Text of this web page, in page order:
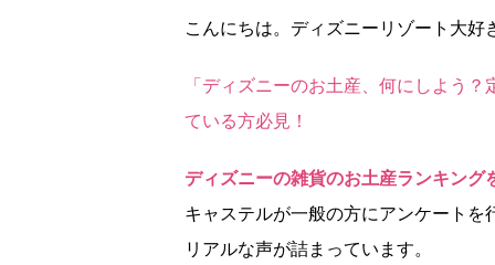
こんにちは。ディズニーリゾート大
「ディズニーのお土産、何にしよう
ている方必見！
ディズニーの雑貨のお土産ランキング
キャステルが一般の方にアンケート
リアルな声が詰まっています。